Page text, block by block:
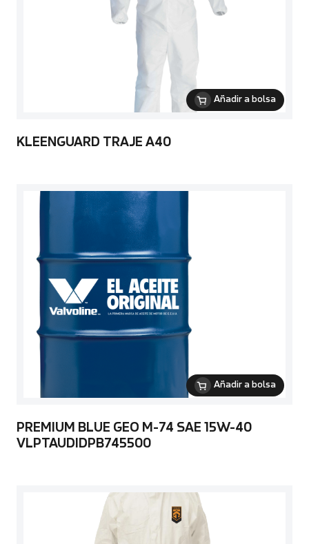
Añadir a bolsa
KLEENGUARD TRAJE A40
Añadir a bolsa
PREMIUM BLUE GEO M-74 SAE 15W-40
VLPTAUDIDPB745500